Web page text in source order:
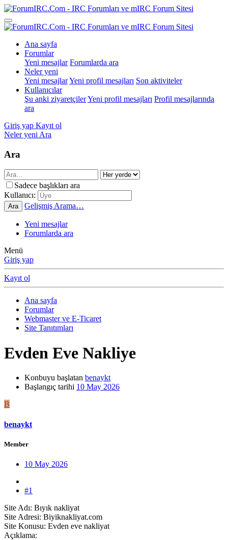
Ana sayfa
Forumlar
Yeni mesajlar Forumlarda ara
Neler yeni
Yeni mesajlarYeni profil mesajları Son aktiviteler
Kullanıcılar
Şu anki ziyaretçilerYeni profil mesajları Profil mesajlarında
ara
Giriş yap Kayıt ol
Neler yeni Ara
Ara
Sadece başlıkları ara
Kullanıcı:
Ara Gelişmiş Arama…
Yeni mesajlar
Forumlarda ara
Menü
Giriş yap
Kayıt ol
Ana sayfa
Forumlar
Webmaster ve E-Ticaret
Site Tanıtımları
Evden Eve Nakliye
Konbuyu başlatan benaykt
Başlangıç tarihi 10 May 2026
B
benaykt
Member
10 May 2026
#1
Site Adı: Bıyık nakliyat
Site Adresi: Biyiknakliyat.com
Site Konusu: Evden eve nakliyat
Açıklama: